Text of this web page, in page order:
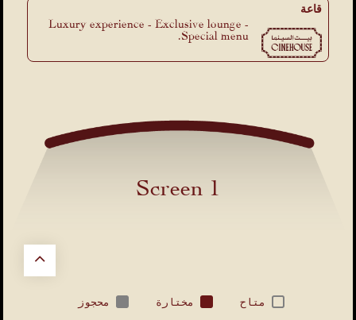
قاعة
Luxury experience - Exclusive lounge -
Special menu.
Screen 1
متاح مختارة محجوز